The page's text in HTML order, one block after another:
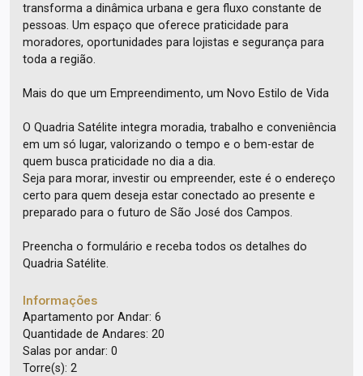
transforma a dinâmica urbana e gera fluxo constante de
pessoas. Um espaço que oferece praticidade para
moradores, oportunidades para lojistas e segurança para
toda a região.
Mais do que um Empreendimento, um Novo Estilo de Vida
O Quadria Satélite integra moradia, trabalho e conveniência
em um só lugar, valorizando o tempo e o bem-estar de
quem busca praticidade no dia a dia.
Seja para morar, investir ou empreender, este é o endereço
certo para quem deseja estar conectado ao presente e
preparado para o futuro de São José dos Campos.
Preencha o formulário e receba todos os detalhes do
Quadria Satélite.
Informações
Apartamento por Andar: 6
Quantidade de Andares: 20
Salas por andar: 0
Torre(s): 2